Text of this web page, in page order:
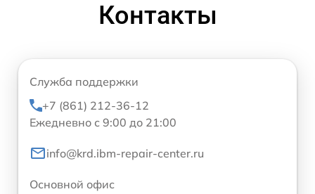
Контакты
Служба поддержки
+7 (861) 212-36-12
Ежедневно с 9:00 до 21:00
info@krd.ibm-repair-center.ru
Основной офис